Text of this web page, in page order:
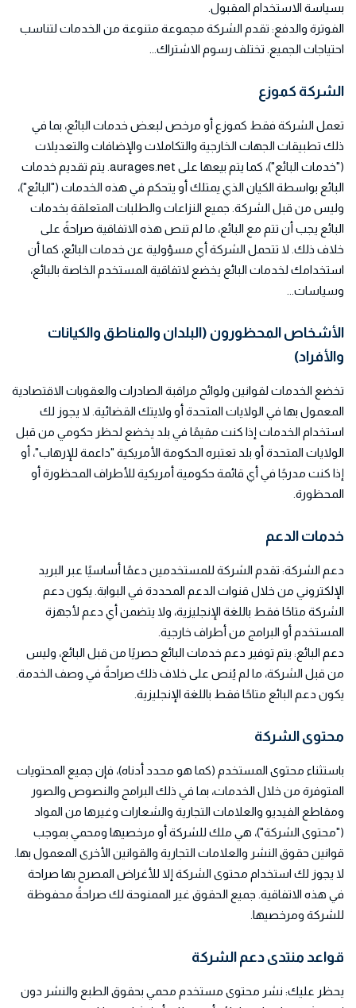
بسياسة الاستخدام المقبول.
الفوترة والدفع: تقدم الشركة مجموعة متنوعة من الخدمات لتناسب
احتياجات الجميع. تختلف رسوم الاشتراك...
الشركة كموزع
تعمل الشركة فقط كموزع أو مرخص لبعض خدمات البائع، بما في
ذلك تطبيقات الجهات الخارجية والتكاملات والإضافات والتعديلات
("خدمات البائع")، كما يتم بيعها على aurages.net. يتم تقديم خدمات
البائع بواسطة الكيان الذي يمتلك أو يتحكم في هذه الخدمات ("البائع")،
وليس من قبل الشركة. جميع النزاعات والطلبات المتعلقة بخدمات
البائع يجب أن تتم مع البائع، ما لم تنص هذه الاتفاقية صراحةً على
خلاف ذلك. لا تتحمل الشركة أي مسؤولية عن خدمات البائع، كما أن
استخدامك لخدمات البائع يخضع لاتفاقية المستخدم الخاصة بالبائع،
وسياسات...
الأشخاص المحظورون (البلدان والمناطق والكيانات
والأفراد)
تخضع الخدمات لقوانين ولوائح مراقبة الصادرات والعقوبات الاقتصادية
المعمول بها في الولايات المتحدة أو ولايتك القضائية. لا يجوز لك
استخدام الخدمات إذا كنت مقيمًا في بلد يخضع لحظر حكومي من قبل
الولايات المتحدة أو بلد تعتبره الحكومة الأمريكية "داعمة للإرهاب"، أو
إذا كنت مدرجًا في أي قائمة حكومية أمريكية للأطراف المحظورة أو
المحظورة.
خدمات الدعم
دعم الشركة: تقدم الشركة للمستخدمين دعمًا أساسيًا عبر البريد
الإلكتروني من خلال قنوات الدعم المحددة في البوابة. يكون دعم
الشركة متاحًا فقط باللغة الإنجليزية، ولا يتضمن أي دعم لأجهزة
المستخدم أو البرامج من أطراف خارجية.
دعم البائع: يتم توفير دعم خدمات البائع حصريًا من قبل البائع، وليس
من قبل الشركة، ما لم يُنص على خلاف ذلك صراحةً في وصف الخدمة.
يكون دعم البائع متاحًا فقط باللغة الإنجليزية.
محتوى الشركة
باستثناء محتوى المستخدم (كما هو محدد أدناه)، فإن جميع المحتويات
المتوفرة من خلال الخدمات، بما في ذلك البرامج والنصوص والصور
ومقاطع الفيديو والعلامات التجارية والشعارات وغيرها من المواد
("محتوى الشركة")، هي ملك للشركة أو مرخصيها ومحمي بموجب
قوانين حقوق النشر والعلامات التجارية والقوانين الأخرى المعمول بها.
لا يجوز لك استخدام محتوى الشركة إلا للأغراض المصرح بها صراحة
في هذه الاتفاقية. جميع الحقوق غير الممنوحة لك صراحةً محفوظة
للشركة ومرخصيها.
قواعد منتدى دعم الشركة
يحظر عليك: نشر محتوى مستخدم محمي بحقوق الطبع والنشر دون